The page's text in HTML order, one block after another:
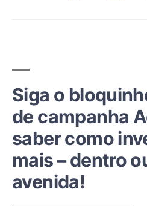
Siga o
de campanha
saber como
mais – dentro
avenida!